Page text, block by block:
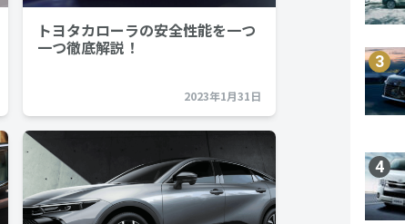
トヨタカローラの安全性能を一つ
一つ徹底解説！
2023年1月31日